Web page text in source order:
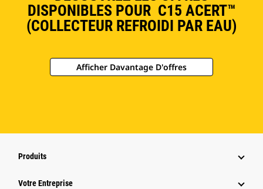
DISPONIBLES POUR C15 ACERT™
(COLLECTEUR REFROIDI PAR EAU)
Afficher Davantage D'offres
Produits
Votre Entreprise